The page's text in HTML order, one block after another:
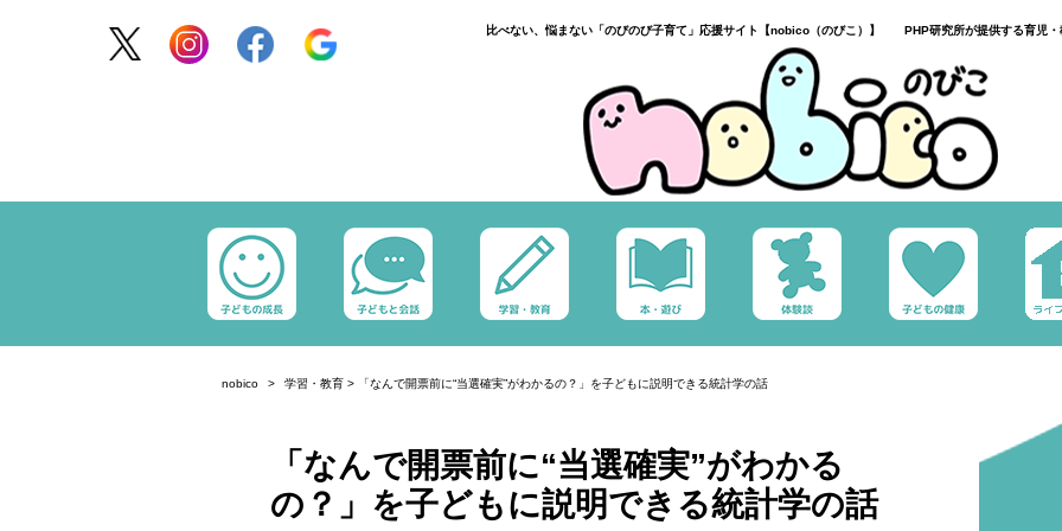
比べない、悩まない「のびのび子育て」応援サイト【nobico（のびこ）】 PHP研究所が提供する育児・
nobico 学習・教育 > 「なんで開票前に“当選確実”がわかるの？」を子どもに説明できる統計学の話
「なんで開票前に“当選確実”がわかる
の？」を子どもに説明できる統計学の話